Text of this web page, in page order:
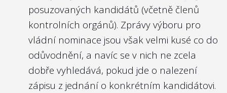
posuzovaných kandidátů (včetně členů
kontrolních orgánů). Zprávy výboru pro
vládní nominace jsou však velmi kusé co do
odůvodnění, a navíc se v nich ne zcela
dobře vyhledává, pokud jde o nalezení
zápisu z jednání o konkrétním kandidátovi.